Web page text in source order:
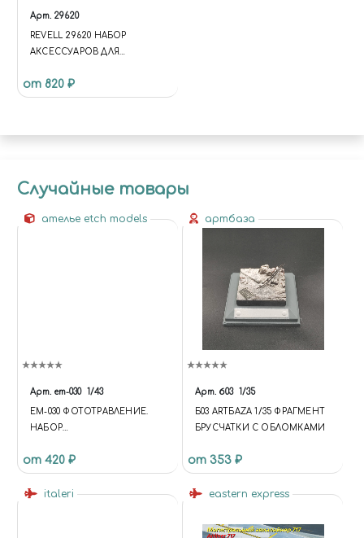
Арт. 29620
REVELL 29620 НАБОР
АКСЕССУАРОВ ДЛЯ
от 820 ₽
Случайные товары
ателье etch models
Арт. em-030 1/43
EM-030 ФОТОТРАВЛЕНИЕ.
НАБОР
НИКЕЛЬ
от 420 ₽
артбаза
Арт. б03 1/35
Б03 АRТБАZА 1/35 ФРАГМЕНТ
БРУСЧАТКИ С ОБЛОМКАМИ
от 353 ₽
italeri eastern express